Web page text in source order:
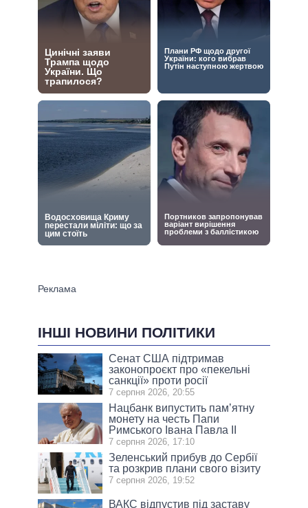
ІНШІ НОВИНИ ПОЛІТИКИ
Сенат США підтримав
законопроєкт про «пекельні
санкції» проти росії
7 серпня 2026, 20:55
Нацбанк випустить пам’ятну
монету на честь Папи
Римського Івана Павла II
7 серпня 2026, 17:10
Зеленський прибув до Сербії
та розкрив плани свого візиту
7 серпня 2026, 19:52
ВАКС відпустив під заставу